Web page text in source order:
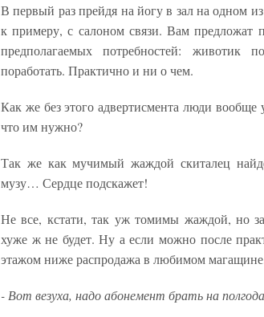
В первый раз прейдя на йогу в зал на одном
к примеру, с салоном связи. Вам предложат
предполагаемых потребностей: животик
поработать. Практично и ни о чем.
Как же без этого адвертисмента люди
что им нужно?
Так же как мучимый жаждой скиталец
музу… Сердце подскажет!
Не все, кстати, так уж томимы жаждой, но
хуже ж не будет. Ну а если можно после
этажом ниже распродажа в любимом
- Вот везуха, надо абонемент брать на